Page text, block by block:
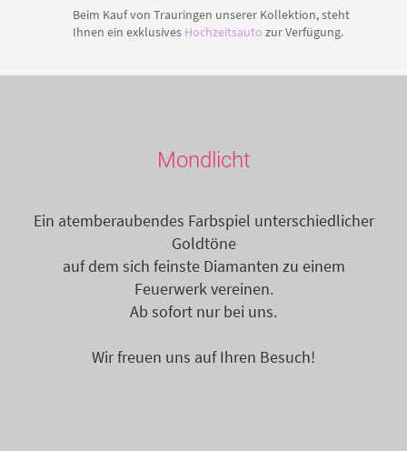
Beim Kauf von Trauringen unserer Kollektion, steht
Ihnen ein exklusives Hochzeitsauto zur Verfügung.
Mondlicht
Ein atemberaubendes Farbspiel unterschiedlicher
Goldtöne
auf dem sich feinste Diamanten zu einem
Feuerwerk vereinen.
Ab sofort nur bei uns.
Wir freuen uns auf Ihren Besuch!